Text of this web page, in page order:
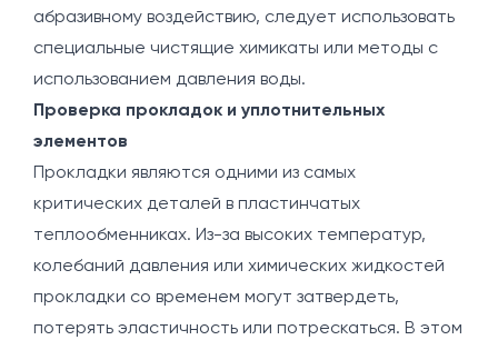
абразивному воздействию, следует использовать
специальные чистящие химикаты или методы с
использованием давления воды.
Проверка прокладок и уплотнительных
элементов
Прокладки являются одними из самых
критических деталей в пластинчатых
теплообменниках. Из-за высоких температур,
колебаний давления или химических жидкостей
прокладки со временем могут затвердеть,
потерять эластичность или потрескаться. В этом